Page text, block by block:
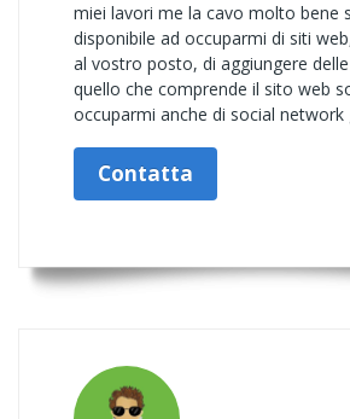
miei lavori me la cavo molto bene
disponibile ad occuparmi di siti
al vostro posto, di aggiungere
quello che comprende il sito web
occuparmi anche di social network
Contatta